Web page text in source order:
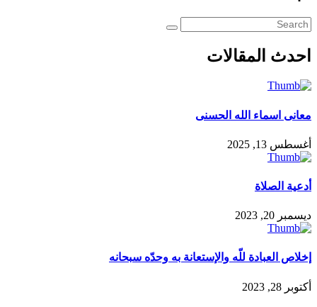
احدث المقالات
معانى اسماء الله الحسنى
أغسطس 13, 2025
أدعية الصلاة
ديسمبر 20, 2023
إخلاص العبادة للّه والإستعانة به وحدّه سبحانه
أكتوبر 28, 2023